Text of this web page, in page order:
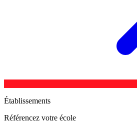
Établissements
Référencez votre école